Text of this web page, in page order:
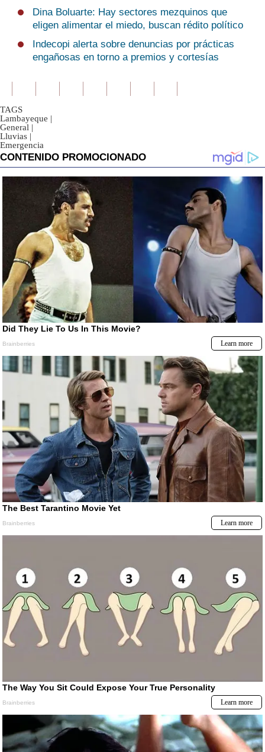
Dina Boluarte: Hay sectores mezquinos que
eligen alimentar el miedo, buscan rédito político
Indecopi alerta sobre denuncias por prácticas
engañosas en torno a premios y cortesías
TAGS
Lambayeque |
General |
Lluvias |
Emergencia